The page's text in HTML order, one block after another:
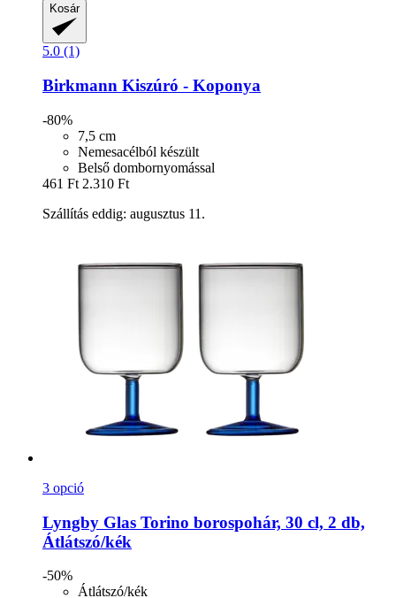
Kosár
5.0 (1)
Birkmann Kiszúró -​ Koponya
-80%
7,5 cm
Nemesacélból készült
Belső dombornyomással
461 Ft 2.310 Ft
Szállítás eddig: augusztus 11.
3 opció
Lyngby Glas Torino borospohár, 30 cl, 2 db,
Átlátszó/kék
-50%
Átlátszó/kék